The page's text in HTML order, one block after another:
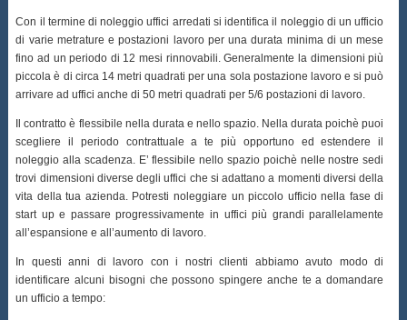
Con il termine di noleggio uffici arredati si identifica il noleggio di un ufficio
di varie metrature e postazioni lavoro per una durata minima di un mese
fino ad un periodo di 12 mesi rinnovabili. Generalmente la dimensioni più
piccola è di circa 14 metri quadrati per una sola postazione lavoro e si può
arrivare ad uffici anche di 50 metri quadrati per 5/6 postazioni di lavoro.
Il contratto è flessibile nella durata e nello spazio. Nella durata poichè puoi
scegliere il periodo contrattuale a te più opportuno ed estendere il
noleggio alla scadenza. E’ flessibile nello spazio poichè nelle nostre sedi
trovi dimensioni diverse degli uffici che si adattano a momenti diversi della
vita della tua azienda. Potresti noleggiare un piccolo ufficio nella fase di
start up e passare progressivamente in uffici più grandi parallelamente
all’espansione e all’aumento di lavoro.
In questi anni di lavoro con i nostri clienti abbiamo avuto modo di
identificare alcuni bisogni che possono spingere anche te a domandare
un ufficio a tempo: